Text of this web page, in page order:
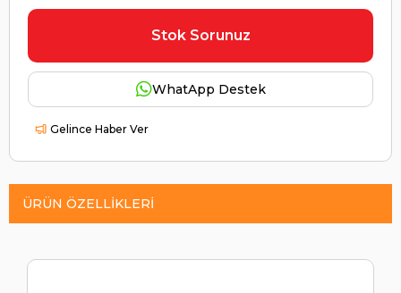
Stok Sorunuz
WhatApp Destek
Gelince Haber Ver
ÜRÜN ÖZELLIKLERI